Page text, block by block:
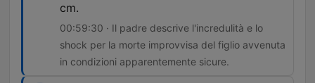
cm.
00:59:30 · Il padre descrive l'incredulità e lo
shock per la morte improvvisa del figlio avvenuta
in condizioni apparentemente sicure.